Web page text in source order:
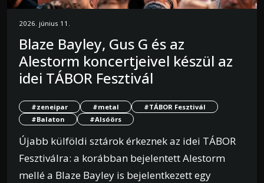
2026. június 11.
Blaze Bayley, Gus G és az
Alestorm koncertjeivel készül az
idei TÁBOR Fesztivál
#zeneipar #metal
#TÁBOR Fesztivál
#Balaton
#Alsóörs
Újabb külföldi sztárok érkeznek az idei TÁBOR
Fesztiválra: a korábban bejelentett Alestorm
mellé a Blaze Bayley is bejelentkezett egy